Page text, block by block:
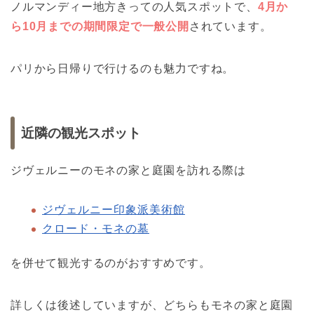
ノルマンディー地方きっての人気スポットで、 4月か
ら10月までの期間限定で一般公開 されています。
パリから日帰りで行けるのも魅力ですね。
近隣の観光スポット
ジヴェルニーのモネの家と庭園を訪れる際は
ジヴェルニー印象派美術館
クロード・モネの墓
を併せて観光するのがおすすめです。
詳しくは後述していますが、どちらもモネの家と庭園